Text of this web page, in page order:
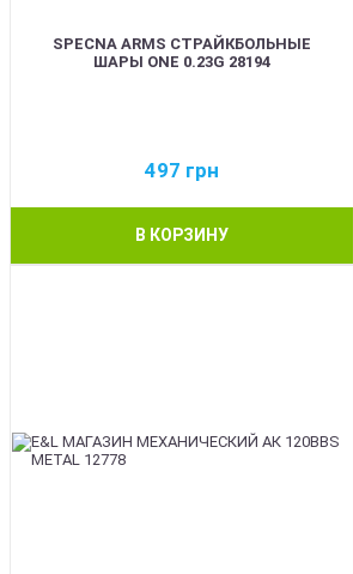
SPECNA ARMS СТРАЙКБОЛЬНЫЕ
ШАРЫ ONE 0.23G 28194
497 грн
В КОРЗИНУ